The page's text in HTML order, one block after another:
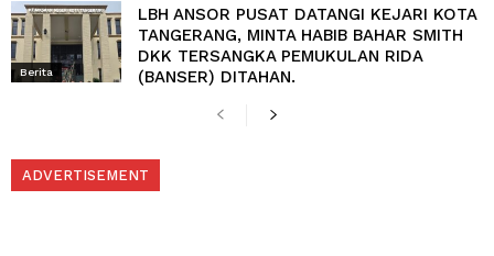
Berita
LBH ANSOR PUSAT DATANGI KEJARI KOTA
TANGERANG, MINTA HABIB BAHAR SMITH
DKK TERSANGKA PEMUKULAN RIDA
(BANSER) DITAHAN.
ADVERTISEMENT